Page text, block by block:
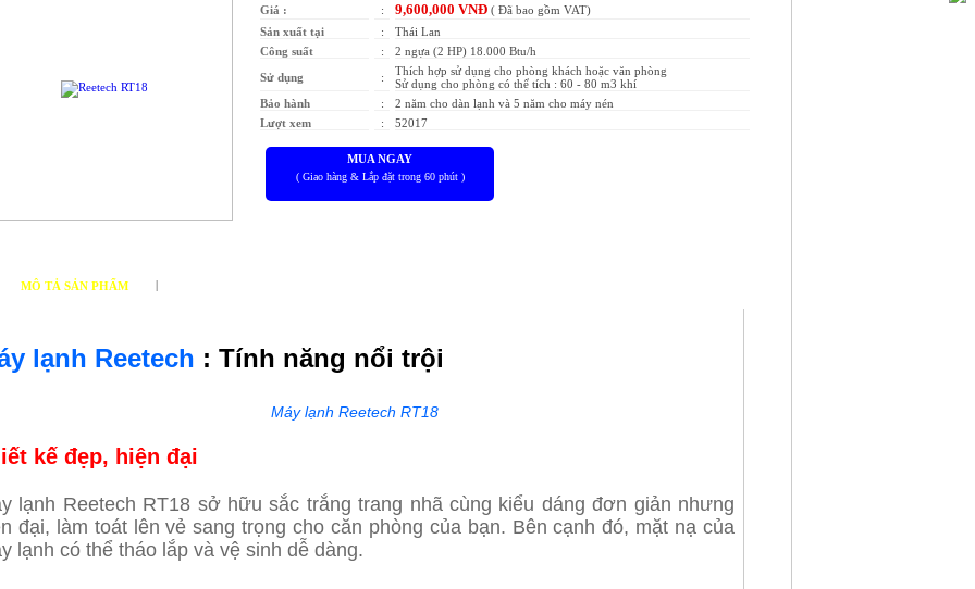
Giá :
: 9,600,000 VNĐ ( Đã bao gồm VAT)
Sản xuất tại
:
Thái Lan
Công suất
:
2 ngựa (2 HP) 18.000 Btu/h
Sử dụng
:
Thích hợp sử dụng cho phòng khách hoặc văn phòng
Sử dụng cho phòng có thể tích : 60 - 80 m3 khí
Bảo hành
:
2 năm cho dàn lạnh và 5 năm cho máy nén
Lượt xem
: 52017
MUA NGAY
( Giao hàng & Lắp đặt trong 60 phút )
MÔ TẢ SẢN PHẨM |
lạnh Reetech : Tính năng nổi trội
Máy lạnh Reetech RT18
kế đẹp, hiện đại
lạnh Reetech RT18 sở hữu sắc trắng trang nhã cùng kiểu dáng đơn giản nhưng
đại, làm toát lên vẻ sang trọng cho căn phòng của bạn. Bên cạnh đó, mặt nạ của
lạnh có thể tháo lắp và vệ sinh dễ dàng.